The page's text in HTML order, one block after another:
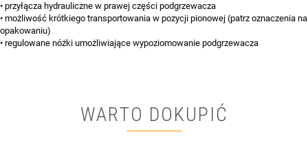
• przyłącza hydrauliczne w prawej części podgrzewacza
• możliwość krótkiego transportowania w pozycji pionowej (patrz oznaczenia na
opakowaniu)
• regulowane nóżki umożliwiające wypoziomowanie podgrzewacza
WARTO DOKUPIĆ